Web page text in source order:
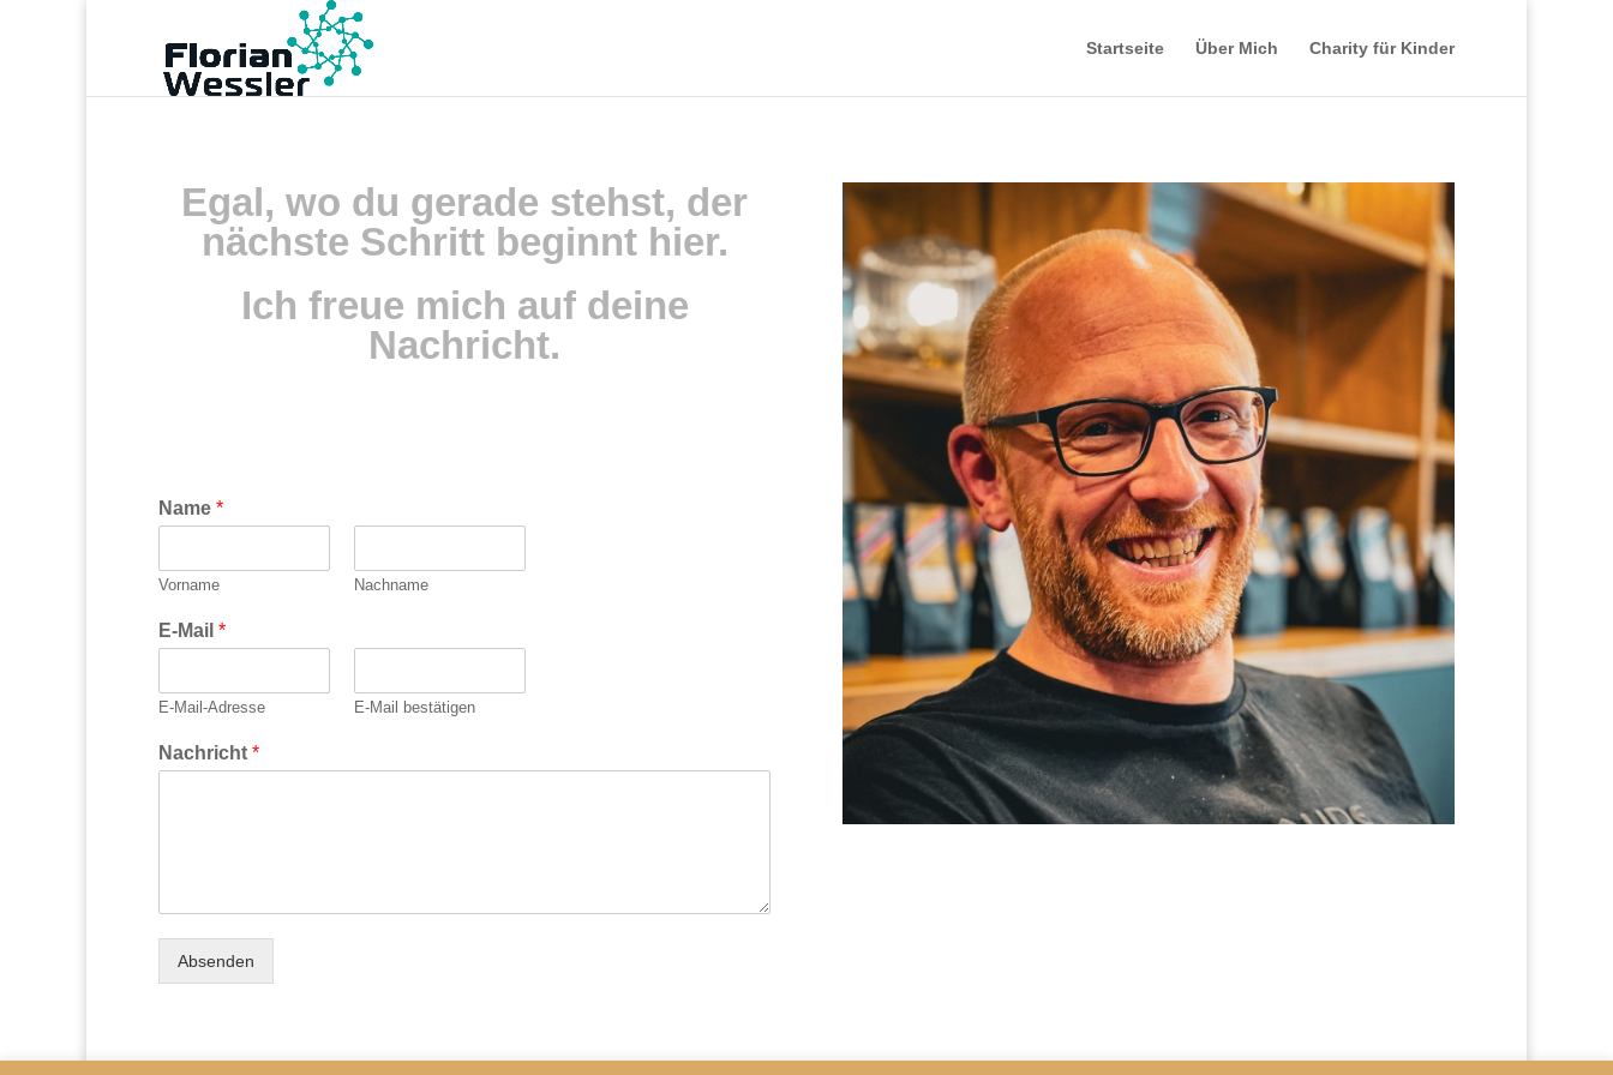
Startseite Über Mich Charity für Kinder
Egal, wo du gerade stehst, der
nächste Schritt beginnt hier.
Ich freue mich auf deine
Nachricht.
Name *
Vorname Nachname
E-Mail *
E-Mail-Adresse E-Mail bestätigen
Nachricht *
Absenden